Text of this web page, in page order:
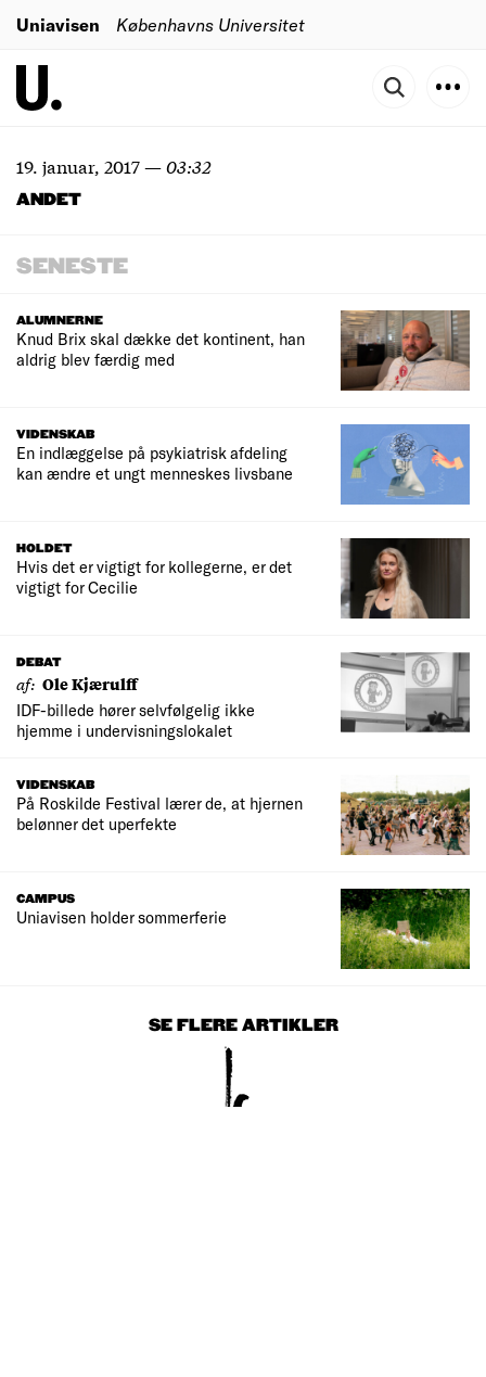
Uniavisen Københavns Universitet
19. januar, 2017—03:32
ANDET
SENESTE
ALUMNERNE
Knud Brix skal dække det kontinent, han
aldrig blev færdig med
VIDENSKAB
En indlæggelse på psykiatrisk afdeling
kan ændre et ungt menneskes livsbane
HOLDET
Hvis det er vigtigt for kollegerne, er det
vigtigt for Cecilie
DEBAT
af: Ole Kjærulff
IDF-billede hører selvfølgelig ikke
hjemme i undervisningslokalet
VIDENSKAB
På Roskilde Festival lærer de, at hjernen
belønner det uperfekte
CAMPUS
Uniavisen holder sommerferie
SE FLERE ARTIKLER